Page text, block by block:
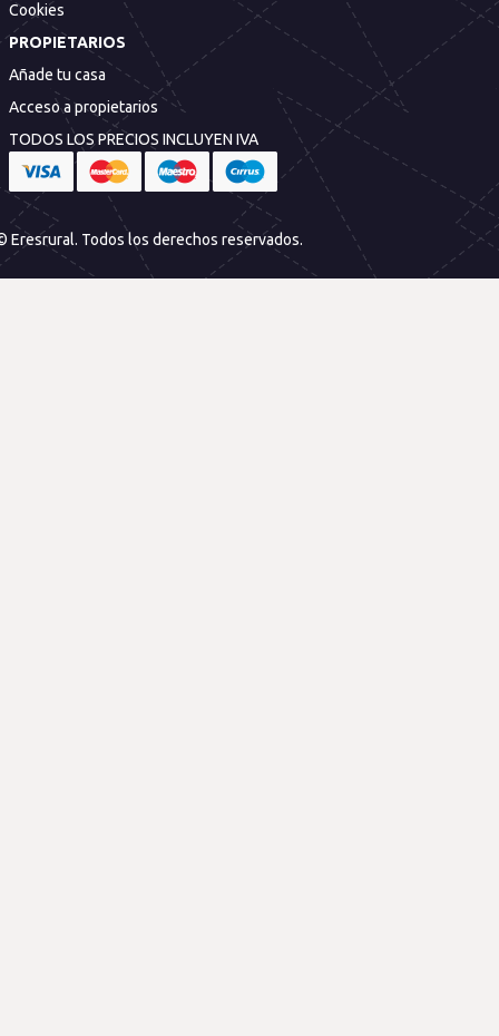
Cookies
PROPIETARIOS
Añade tu casa
Acceso a propietarios
TODOS LOS PRECIOS INCLUYEN IVA
Eresrural. Todos los derechos reservados.